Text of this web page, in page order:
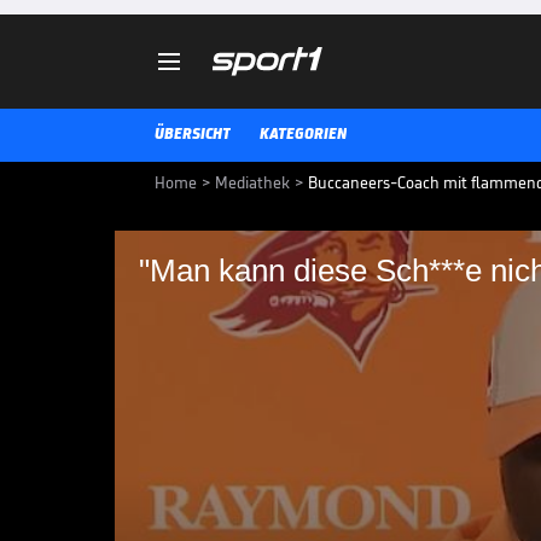

ÜBERSICHT KATEGORIEN
Home > Mediathek > Buccaneers-Coach mit
"Man kann diese Sch***e
"Man kann diese
Todd Bowles ist nach der
Der Head Coach der Tampa
vor den Mund und liefert eine
NFL